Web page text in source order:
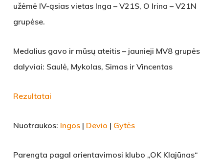
užėmė IV-ąsias vietas Inga – V21S, O Irina – V21N
grupėse.
Medalius gavo ir mūsų ateitis – jaunieji MV8 grupės
dalyviai: Saulė, Mykolas, Simas ir Vincentas
Rezultatai
Nuotraukos: Ingos| Devio | Gytės
Parengta pagal orientavimosi klubo „OK Klajūnas“